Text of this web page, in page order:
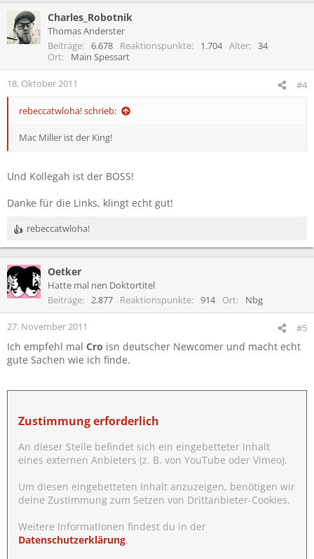
Charles_Robotnik
Thomas Anderster
Beiträge
6.678 Reaktionspunkte 1.704 Alter
34
Ort
Main Spessart
18. Oktober 2011 #4
rebeccatwloha! schrieb:
Mac Miller ist der King!
Und Kollegah ist der BOSS!
Danke für die Links, klingt echt gut!
R
e
k
t
i
o
n
n
:
rebeccatwloha!
Oetker
Hatte mal nen Doktortitel
Beiträge
2.877 Reaktionspunkte 914 Ort Nbg
27. November 2011 #5
Ich empfehl mal Cro isn deutscher Newcomer und macht echt
gute Sachen wie ich finde.
Zustimmung erforderlich
An dieser Stelle befindet sich ein eingebetteter Inhalt
eines externen Anbieters (z. B. von YouTube oder Vimeo).
Um diesen eingebetteten Inhalt anzuzeigen, benötigen wir
deine Zustimmung zum Setzen von Drittanbieter-Cookies.
Weitere Informationen findest du in der
Datenschutzerklärung.